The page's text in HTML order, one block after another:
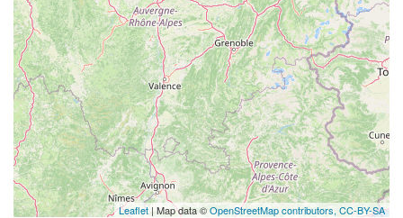
Leaflet | Map data ©OpenStreetMap contributors, CC-BY-SA